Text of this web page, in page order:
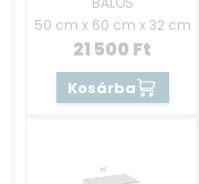
50 cm x 60 cm x 32 cm
21 500 Ft
Kosárba